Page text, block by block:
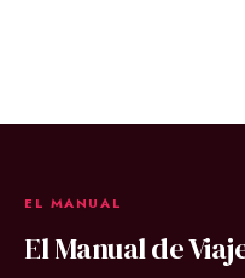
EL MANUAL
El Manual de